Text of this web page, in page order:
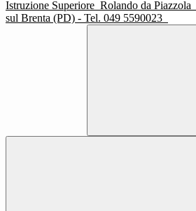
Istruzione Superiore Rolando da Piazzola
sul Brenta (PD) - Tel. 049 5590023